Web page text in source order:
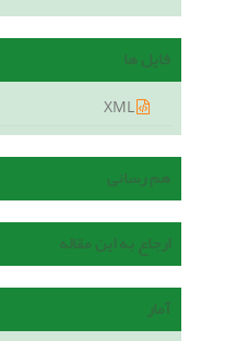
فایل ها
هم رسانی
ارجاع به این مقاله
آمار